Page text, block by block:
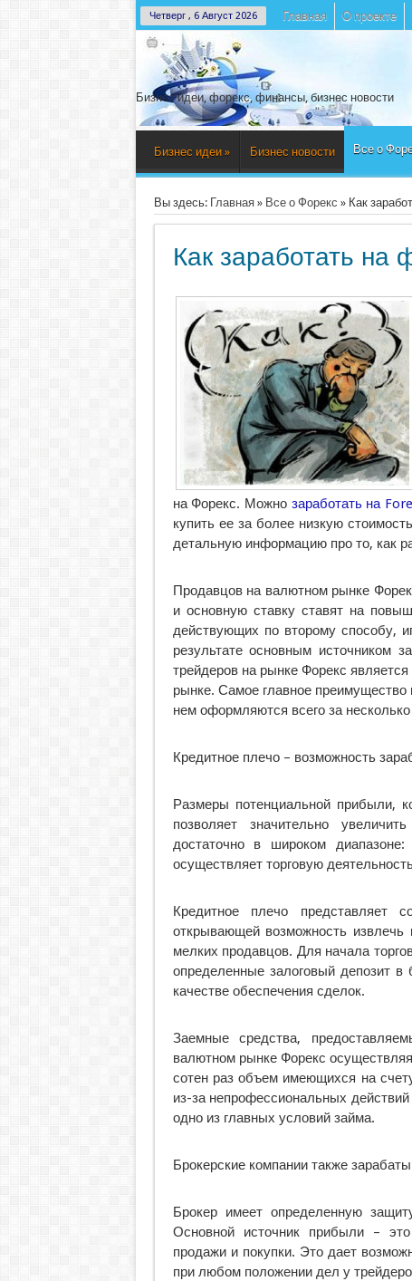
Четверг , 6 Август 2026 Главная О проекте
Бизнес идеи, форекс, финансы, бизнес новости
Бизнес идеи » Бизнес новости Все о
Вы здесь: Главная» Все о Форекс » Как
Как заработать на
на Форекс. Можно заработать на
купить ее за более низкую
детальную информацию про то, как
Продавцов на валютном рынке
и основную ставку ставят на
действующих по второму способу,
результате основным источником
трейдеров на рынке Форекс
рынке. Самое главное преимущество
нем оформляются всего за
Кредитное плечо – возможность
Размеры потенциальной прибыли,
позволяет значительно
достаточно в широком
осуществляет торговую
Кредитное плечо представляет
открывающей возможность
мелких продавцов. Для начала
определенные залоговый депозит в
качестве обеспечения сделок.
Заемные средства,
валютном рынке Форекс
сотен раз объем имеющихся на
из-за непрофессиональных
одно из главных условий займа.
Брокерские компании также
Брокер имеет определенную
Основной источник прибыли –
продажи и покупки. Это дает
при любом положении дел у